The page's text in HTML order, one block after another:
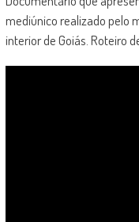
mediúnico realizado pelo
interiordeGoiás. Roteiro